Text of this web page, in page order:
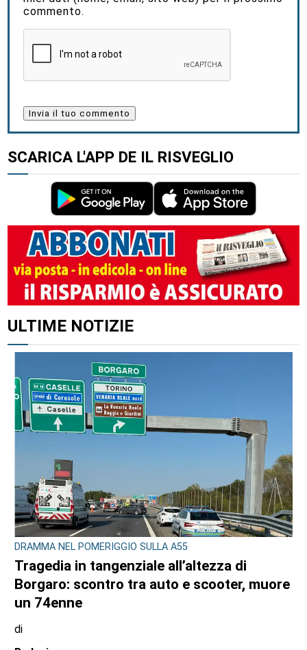
commento.
SCARICA L'APP DE IL RISVEGLIO
ALTRI ARTICOLI DI QUESTO AUTORE
ULTIME NOTIZIE
DRAMMA NEL POMERIGGIO SULLA A55
Tragedia in tangenziale all’altezza di
Borgaro: scontro tra auto e scooter, muore
un 74enne